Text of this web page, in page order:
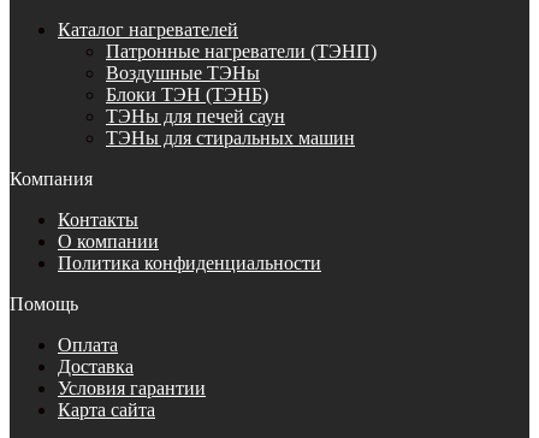
Каталог нагревателей
Патронные нагреватели (ТЭНП)
Воздушные ТЭНы
Блоки ТЭН (ТЭНБ)
ТЭНы для печей саун
ТЭНы для стиральных машин
Компания
Контакты
О компании
Политика конфиденциальности
Помощь
Оплата
Доставка
Условия гарантии
Карта сайта